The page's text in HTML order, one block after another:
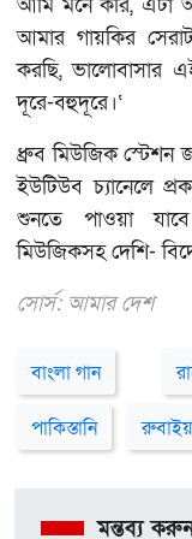
আমার গায়কির
করছি, ভালোবাসার
দূরে-বহুদূরে।‘
ধ্রুব মিউজিক স্টেশন
ইউটিউব চ্যানেলে
শুনতে পাওয়া
মিউজিকসহ দেশি-
সোর্স: আমার দেশ
বাংলা গান
পাকিস্তানি
মন্তব্য